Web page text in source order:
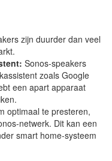
zijn duurder dan veel
Sonos-speakers
zoals Google
een apart apparaat
optimaal te presteren,
netwerk. Dit kan een
smart home-systeem